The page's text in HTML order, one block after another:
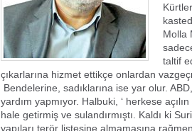
Molla
taltif
çıkarlarına hizmet ettikçe onlardan
Bendelerine, sadıklarına ise yar olur.
yardım yapmıyor. Halbuki, ‘ herkese
hale getirmiş ve sulandırmıştı. Kaldı ki
yapıları terör listesine almamasına